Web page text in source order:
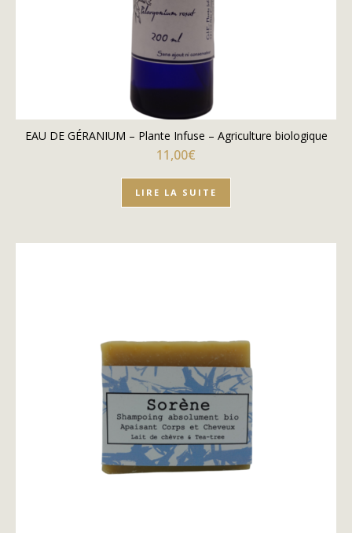
EAU DE GÉRANIUM – Plante Infuse – Agriculture biologique
11,00€
LIRE LA SUITE